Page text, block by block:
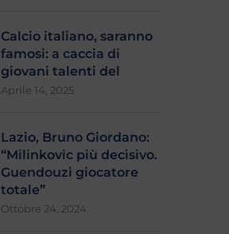
Calcio italiano, saranno
famosi: a caccia di
giovani talenti del
Aprile 14, 2025
Lazio, Bruno Giordano:
“Milinkovic più decisivo.
Guendouzi giocatore
totale”
Ottobre 24, 2024